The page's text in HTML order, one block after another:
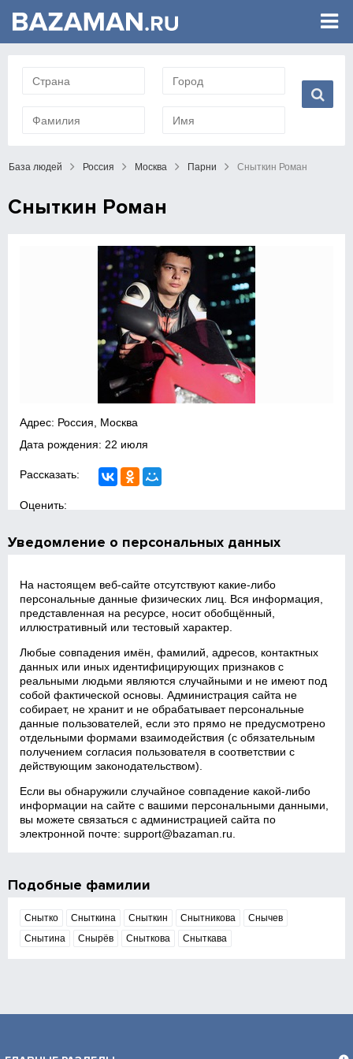
База людей Россия Москва Парни Сныткин Роман
Сныткин Роман
Адрес: Россия, Москва
Дата рождения: 22 июля
Рассказать:
Оценить:
Уведомление о персональных данных
На настоящем веб‑сайте отсутствуют какие‑либо
персональные данные физических лиц. Вся информация,
представленная на ресурсе, носит обобщённый,
иллюстративный или тестовый характер.
Любые совпадения имён, фамилий, адресов, контактных
данных или иных идентифицирующих признаков с
реальными людьми являются случайными и не имеют под
собой фактической основы. Администрация сайта не
собирает, не хранит и не обрабатывает персональные
данные пользователей, если это прямо не предусмотрено
отдельными формами взаимодействия (с обязательным
получением согласия пользователя в соответствии с
действующим законодательством).
Если вы обнаружили случайное совпадение какой‑либо
информации на сайте с вашими персональными данными,
вы можете связаться с администрацией сайта по
электронной почте:support@bazaman.ru
Подобные фамилии
Снытко Сныткина Сныткин Снытникова
Снычев
Снытина
Снырёв Сныткова Сныткава